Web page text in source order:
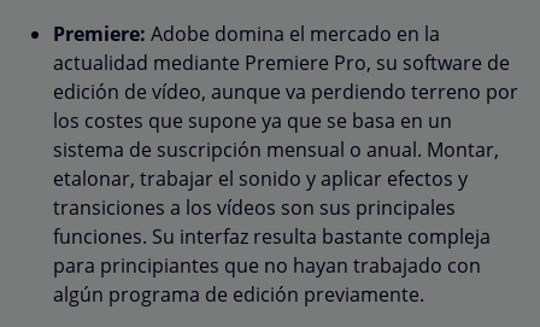
Premiere: Adobe domina el mercado en la
actualidad mediante Premiere Pro, su software de
edición de vídeo, aunque va perdiendo terreno por
los costes que supone ya que se basa en un
sistema de suscripción mensual o anual. Montar,
etalonar, trabajar el sonido y aplicar efectos y
transiciones a los vídeos son sus principales
funciones. Su interfaz resulta bastante compleja
para principiantes que no hayan trabajado con
algún programa de edición previamente.